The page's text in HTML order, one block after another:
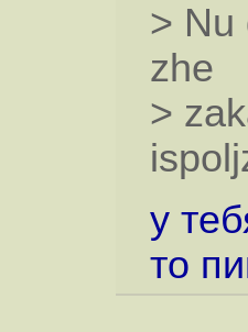
> Nu
zhe
>
у
то